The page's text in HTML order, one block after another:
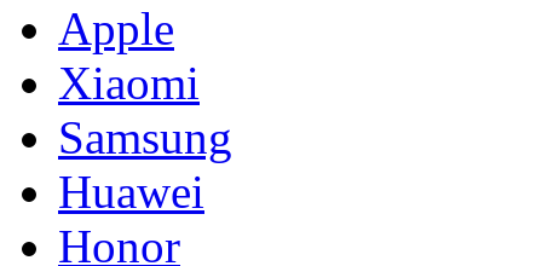
Apple
Xiaomi
Samsung
Huawei
Honor